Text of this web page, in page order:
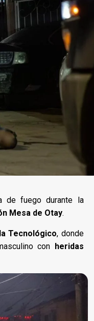
de fuego durante la
Mesa de Otay.
Tecnológico, donde
con heridas